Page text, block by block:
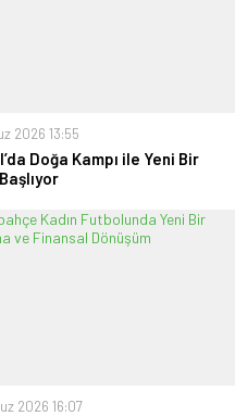
2026 13:55
Doğa Kampı ile Yeni Bir
2026 16:07